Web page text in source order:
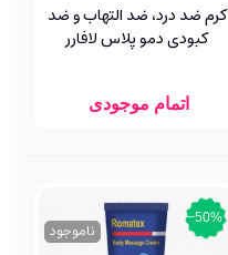
کرم ضد درد، ضد التهاب و ضد
کبودی دمو پلاس لافارر
اتمام موجودی
‎−50%
ناموجود